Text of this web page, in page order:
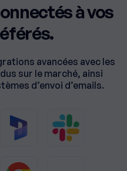
à vos
avancées avec les
sur le marché, ainsi
d’envoi d’emails.